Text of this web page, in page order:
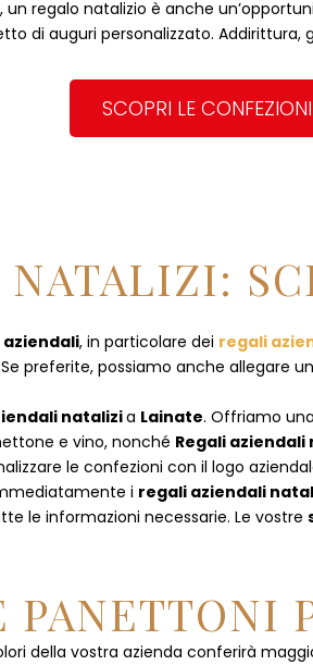
regalo natalizio è anche
di auguri personalizzato. Addirittura,
SCOPRI LE
, in particolare dei regali
preferite, possiamo anche allegare
natalizia Lainate. Offriamo
e vino, nonché Regali
le confezioni con il logo
i regali aziendali
le informazioni necessarie. Le vostre
della vostra azienda conferirà